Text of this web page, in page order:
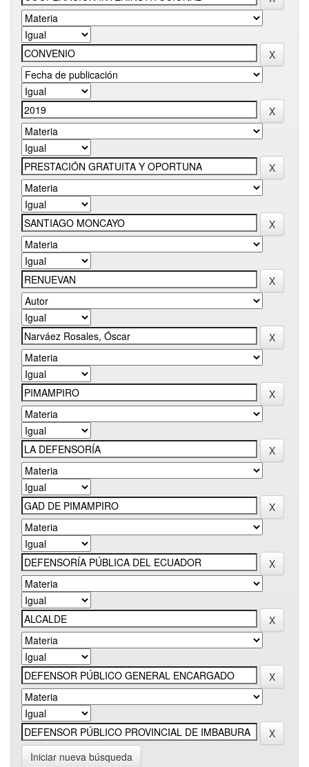
Iniciar nueva búsqueda